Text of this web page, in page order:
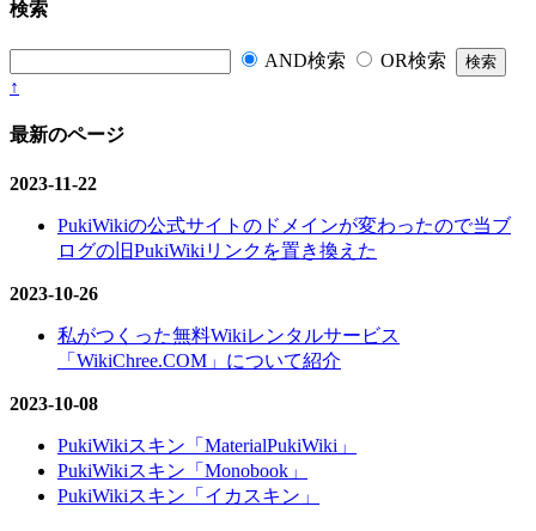
検索
AND検索
OR検索
↑
最新のページ
2023-11-22
PukiWikiの公式サイトのドメインが変わったので当ブ
ログの旧PukiWikiリンクを置き換えた
2023-10-26
私がつくった無料Wikiレンタルサービス
「WikiChree.COM」について紹介
2023-10-08
PukiWikiスキン「MaterialPukiWiki」
PukiWikiスキン「Monobook」
PukiWikiスキン「イカスキン」